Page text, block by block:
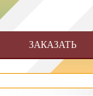
ЗАКАЗАТЬ